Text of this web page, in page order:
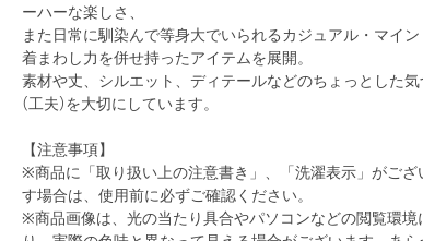
ーハーな楽しさ、
また日常に馴染んで等身大でいられるカジュアル・マイン
着まわし力を併せ持ったアイテムを展開。
素材や丈、シルエット、ディテールなどのちょっとした気
(工夫)を大切にしています。
【注意事項】
※商品に「取り扱い上の注意書き」、「洗濯表示」がござ
す場合は、使用前に必ずご確認ください。
※商品画像は、光の当たり具合やパソコンなどの閲覧環境